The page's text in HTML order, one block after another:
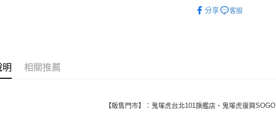
分享 客服
明 相關推薦
【販售門市】：鬼塚虎台北101旗艦店、鬼塚虎復興SOGO